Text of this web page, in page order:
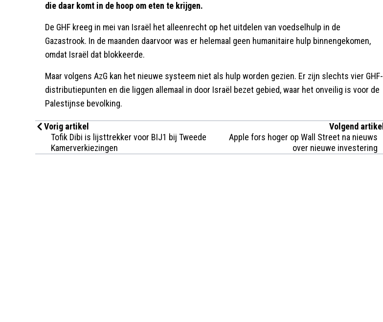
die daar komt in de hoop om eten te krijgen.
De GHF kreeg in mei van Israël het alleenrecht op het uitdelen van voedselhulp in de
Gazastrook. In de maanden daarvoor was er helemaal geen humanitaire hulp binnengekomen,
omdat Israël dat blokkeerde.
Maar volgens AzG kan het nieuwe systeem niet als hulp worden gezien. Er zijn slechts vier GHF-
distributiepunten en die liggen allemaal in door Israël bezet gebied, waar het onveilig is voor de
Palestijnse bevolking.
Vorig artikel
Tofik Dibi is lijsttrekker voor BIJ1 bij Tweede
Kamerverkiezingen
Volgend artikel
Apple fors hoger op Wall Street na nieuws
over nieuwe investering